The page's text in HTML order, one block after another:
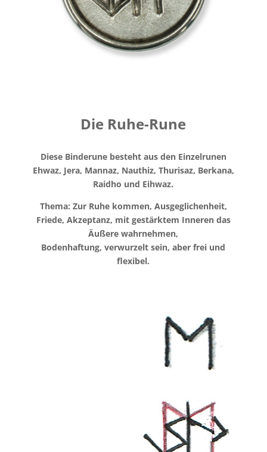
Die Ruhe-Rune
Diese Binderune besteht aus den Einzelrunen
Ehwaz, Jera, Mannaz, Nauthiz, Thurisaz, Berkana,
Raidho und Eihwaz.
Thema: Zur Ruhe kommen, Ausgeglichenheit,
Friede, Akzeptanz, mit gestärktem Inneren das
Äußere wahrnehmen,
Bodenhaftung, verwurzelt sein, aber frei und
flexibel.